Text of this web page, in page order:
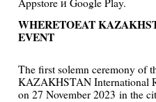
WHERETOEAT
EVENT
The first solemn ceremony of
KAZAKHSTAN International
on 27 November 2023 in the